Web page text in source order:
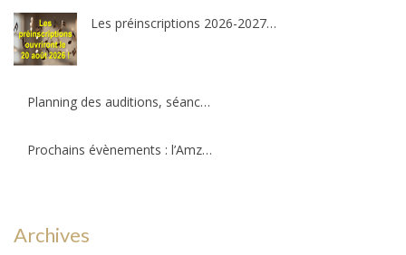
Les préinscriptions 2026-2027 ré-ouvriront le 20 août. Il reste quelques places !
Planning des auditions, séances d’essais et permanences professeurs
Prochains évènements : l’Amzov participe à la fête de la musique !!!
Archives